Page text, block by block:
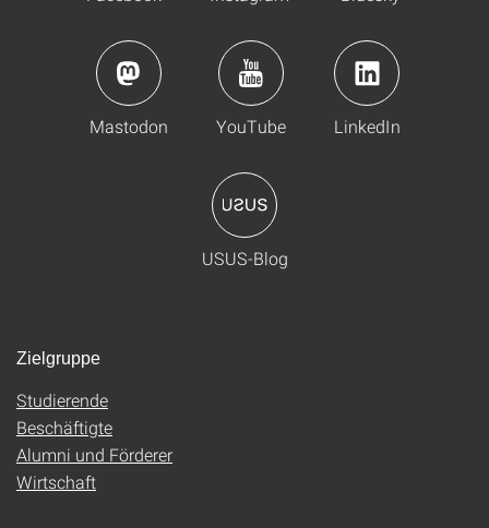
Mastodon YouTube LinkedIn
USUS-Blog
Zielgruppe
Studierende
Beschäftigte
Alumni und Förderer
Wirtschaft